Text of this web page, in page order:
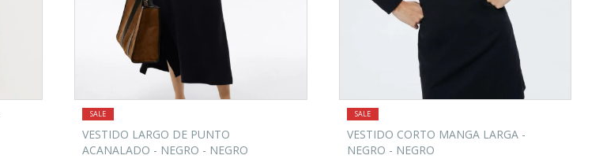
VESTIDO LARGO DE PUNTO
ACANALADO - NEGRO - NEGRO
VESTIDO CORTO MANGA LARGA -
NEGRO - NEGRO